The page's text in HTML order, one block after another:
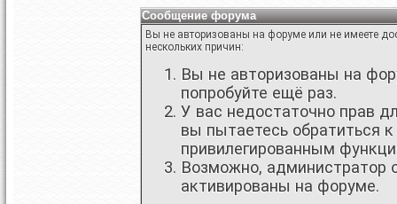
Сообщение форума
Вы не авторизованы на форуме или не имеете
нескольких причин:
Вы не авторизованы на
попробуйте ещё раз.
У вас недостаточно прав
вы пытаетесь обратиться
привилегированным
Возможно, администратор
активированы на форуме.